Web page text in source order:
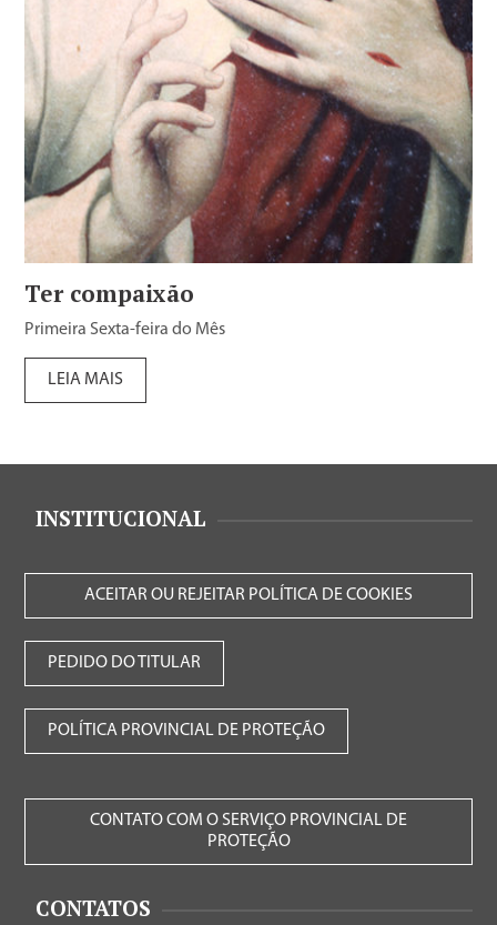
Ter compaixão
Primeira Sexta-feira do Mês
LEIA MAIS
INSTITUCIONAL
ACEITAR OU REJEITAR POLÍTICA DE COOKIES
PEDIDO DO TITULAR
POLÍTICA PROVINCIAL DE PROTEÇÃO
CONTATO COM O SERVIÇO PROVINCIAL DE
PROTEÇÃO
CONTATOS